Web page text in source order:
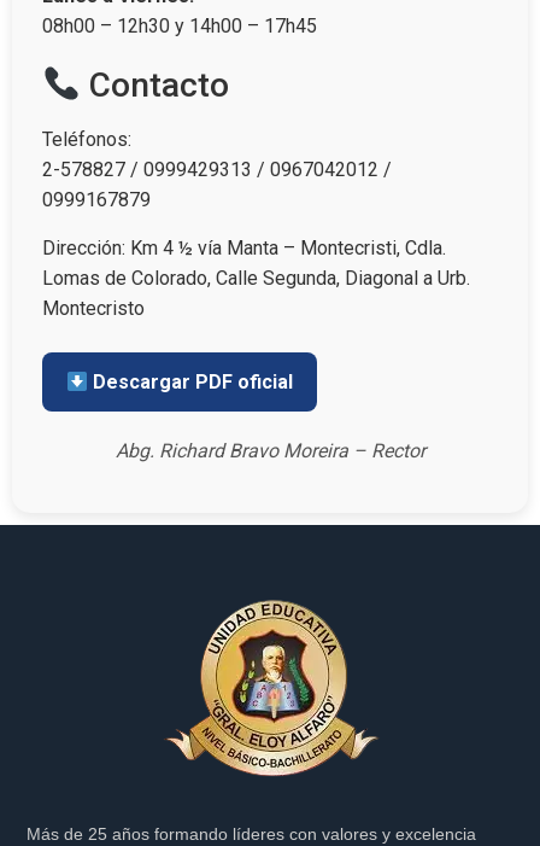
08h00 – 12h30 y 14h00 – 17h45
Contacto
Teléfonos:
2-578827 / 0999429313 / 0967042012 /
0999167879
Dirección: Km 4 ½ vía Manta – Montecristi, Cdla.
Lomas de Colorado, Calle Segunda, Diagonal a Urb.
Montecristo
Descargar PDF oficial
Abg. Richard Bravo Moreira – Rector
Más de 25 años formando líderes con valores y excelencia